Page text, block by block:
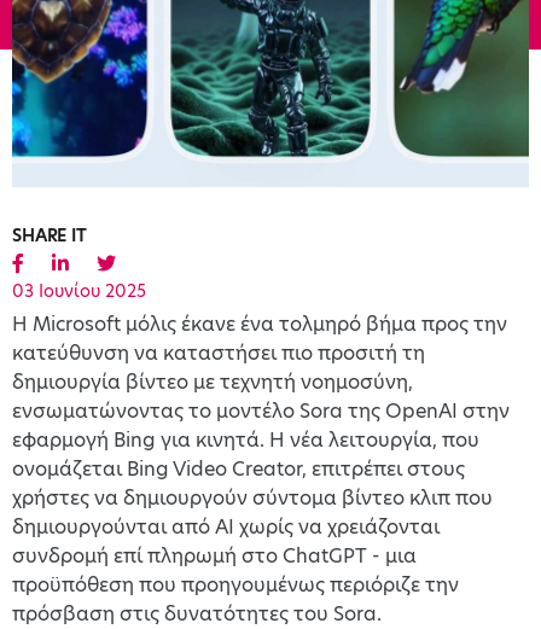
SHARE IT
03 Ιουνίου 2025
Η Microsoft μόλις έκανε ένα τολμηρό βήμα προς την
κατεύθυνση να καταστήσει πιο προσιτή τη
δημιουργία βίντεο με τεχνητή νοημοσύνη,
ενσωματώνοντας το μοντέλο Sora της OpenAI στην
εφαρμογή Bing για κινητά. Η νέα λειτουργία, που
ονομάζεται Bing Video Creator, επιτρέπει στους
χρήστες να δημιουργούν σύντομα βίντεο κλιπ που
δημιουργούνται από AI χωρίς να χρειάζονται
συνδρομή επί πληρωμή στο ChatGPT - μια
προϋπόθεση που προηγουμένως περιόριζε την
πρόσβαση στις δυνατότητες του Sora.